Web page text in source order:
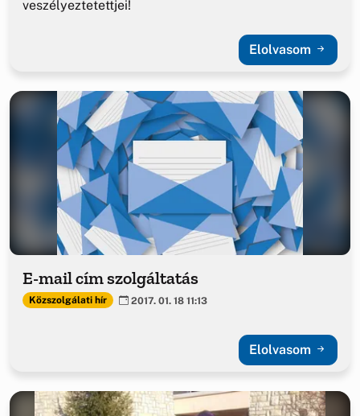
veszélyeztetettjei!
Elolvasom
E-mail cím szolgáltatás
Közszolgálati hír 2017. 01. 18 11:13
Elolvasom